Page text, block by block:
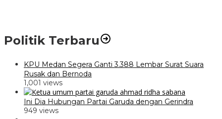
Politik Terbaru
KPU Medan Segera Ganti 3.388 Lembar Surat Suara
Rusak dan Bernoda
1,001 views
Ini Dia Hubungan Partai Garuda dengan Gerindra
949 views